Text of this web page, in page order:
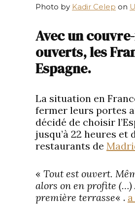
Photo by Kadir Celep on
Avec un
ouverts, les
Espagne.
La situation en
fermer leurs portes
décidé de choisir
jusqu’à 22 heures et
restaurants de
« Tout est ouvert.
alors on en profite (…)
première terrasse« .